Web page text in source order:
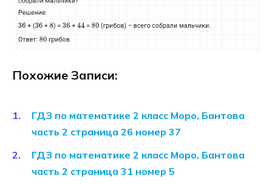
Похожие Записи:
ГДЗ по математике 2 класс Моро, Бантова
часть 2 страница 26 номер 37
ГДЗ по математике 2 класс Моро, Бантова
часть 2 страница 31 номер 5